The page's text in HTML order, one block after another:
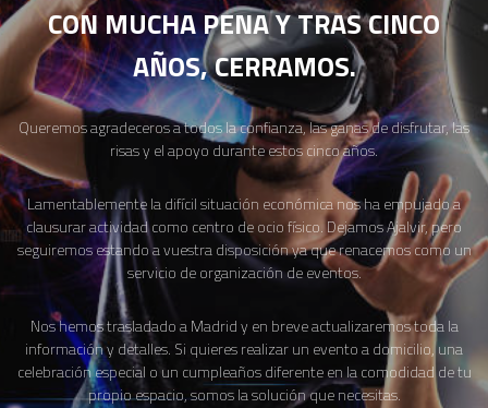
CON MUCHA PENA Y TRAS CINCO
AÑOS, CERRAMOS.
Queremos agradeceros a todos la confianza, las ganas de disfrutar, las
risas y el apoyo durante estos cinco años.
Lamentablemente la difícil situación económica nos ha empujado a
clausurar actividad como centro de ocio físico. Dejamos Ajalvir, pero
seguiremos estando a vuestra disposición ya que renacemos como un
servicio de organización de eventos.
Nos hemos trasladado a Madrid y en breve actualizaremos toda la
información y detalles. Si quieres realizar un evento a domicilio, una
celebración especial o un cumpleaños diferente en la comodidad de tu
propio espacio, somos la solución que necesitas.